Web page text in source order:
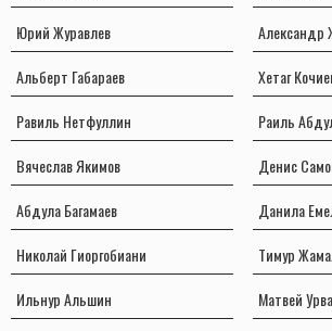
Юрий Журавлев
Альберт Габараев
Равиль Нетфуллин
Вячеслав Якимов
Абдула Багамаев
Николай Гиоргобиани
Ильнур Альшин
Александр
Хетаг
Раиль
Денис
Данила
Тимур
Матвей